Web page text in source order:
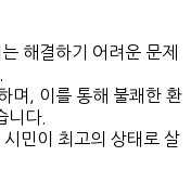
해결하기 어려운 문제
며, 이를 통해 불쾌한 환
니다.
민이 최고의 상태로 살